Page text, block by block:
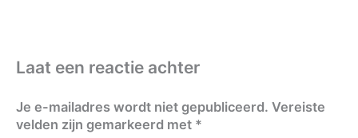
Laat een reactie achter
Je e-mailadres wordt niet gepubliceerd. Vereiste
velden zijn gemarkeerd met *